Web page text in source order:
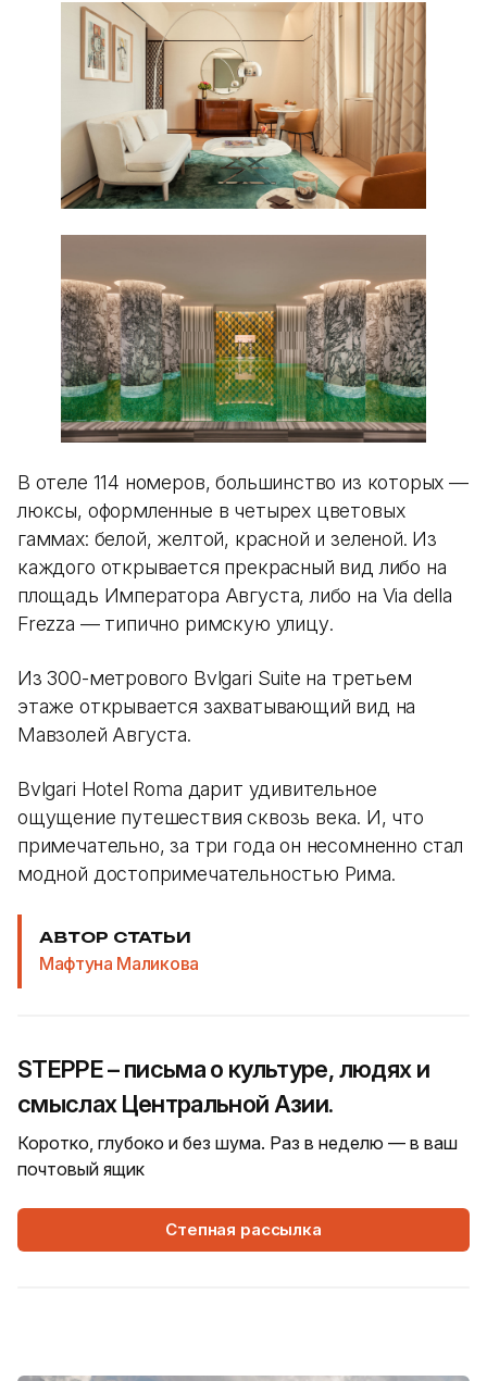
В отеле 114 номеров, большинство из которых —
люксы, оформленные в четырех цветовых
гаммах: белой, желтой, красной и зеленой. Из
каждого открывается прекрасный вид либо на
площадь Императора Августа, либо на Via della
Frezza — типично римскую улицу.
Из 300-метрового Bvlgari Suite на третьем
этаже открывается захватывающий вид на
Мавзолей Августа.
Bvlgari Hotel Roma дарит удивительное
ощущение путешествия сквозь века. И, что
примечательно, за три года он несомненно стал
модной достопримечательностью Рима.
АВТОР СТАТЬИ
Мафтуна Маликова
STEPPE – письма о культуре, людях и
смыслах Центральной Азии.
Коротко, глубоко и без шума. Раз в неделю — в ваш
почтовый ящик
Степная рассылка